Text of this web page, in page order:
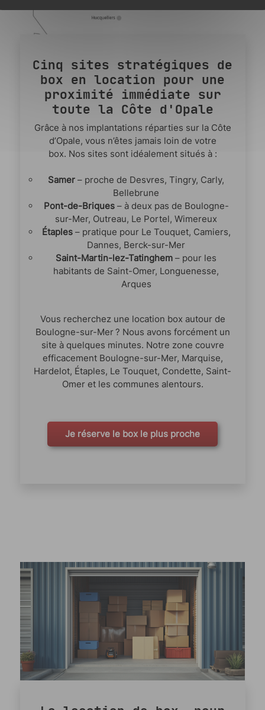
Cinq sites stratégiques de
box en location pour une
proximité immédiate sur
toute la Côte d'Opale
Grâce à nos implantations réparties sur la Côte
d’Opale, vous n’êtes jamais loin de votre
box. Nos sites sont idéalement situés à :
Samer – proche de Desvres, Tingry, Carly,
Bellebrune
Pont-de-Briques– à deux pas de Boulogne-
sur-Mer, Outreau, Le Portel, Wimereux
Étaples– pratique pour Le Touquet, Camiers,
Dannes, Berck-sur-Mer
Saint-Martin-lez-Tatinghem – pour les
habitants de Saint-Omer, Longuenesse,
Arques
Vous recherchez une location box autour de
Boulogne-sur-Mer ? Nous avons forcément un
site à quelques minutes. Notre zone couvre
efficacement Boulogne-sur-Mer, Marquise,
Hardelot, Étaples, Le Touquet, Condette, Saint-
Omer et les communes alentours.
Je réserve le box le plus proche